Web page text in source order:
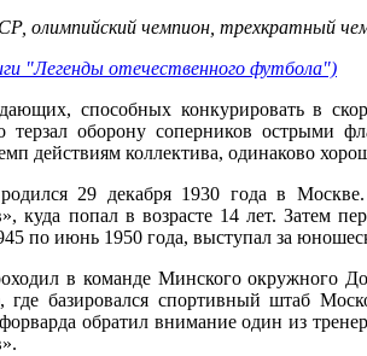
олимпийский чемпион, трехкратный
"Легенды отечественного футбола")
способных конкурировать в
терзал оборону соперников острыми
действиям коллектива, одинаково
29 декабря 1930 года в
куда попал в возрасте 14 лет. Затем
по июнь 1950 года, выступал за
в команде Минского окружного
базировался спортивный штаб
обратил внимание один из